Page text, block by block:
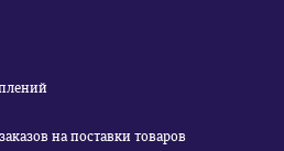
на поставки товаров